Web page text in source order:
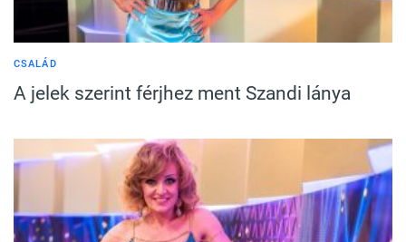
CSALÁD
A jelek szerint férjhez ment Szandi lánya